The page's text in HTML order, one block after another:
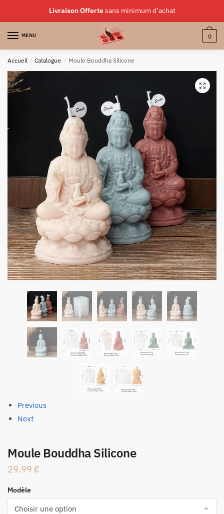
Livraison Offertesans minimum d’achat
MENU 0
Accueil / Catalogue / Moule Bouddha Silicone
🔍
Previous
Next
Moule Bouddha Silicone
29.99 €
Modèle